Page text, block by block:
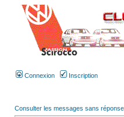
Connexion Inscription
Consulter les messages sans réponse